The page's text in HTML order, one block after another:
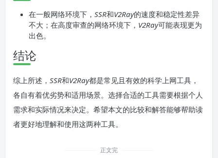
在一般网络环境下， SSR和V2Ray的速度和稳定性差异
不大；在高度审查的网络环境下， V2Ray可能表现更为
出色。
结论
综上所述， SSR和V2Ray都是常见且有效的科学上网工具，
各自有着优劣势和适用场景。选择合适的工具需要根据个人
需求和实际情况来决定。希望本文的比较和解答能够帮助读
者更好地理解和使用这两种工具。
正文完